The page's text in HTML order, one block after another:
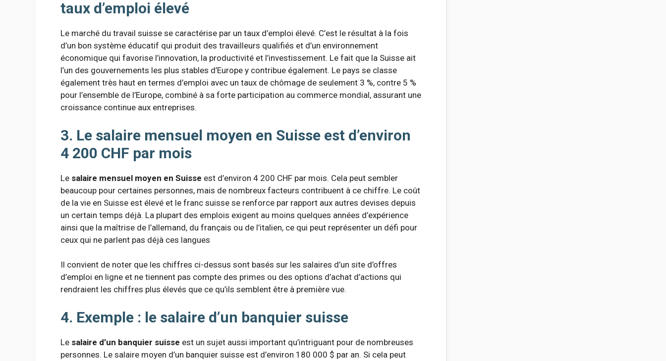
taux d’emploi élevé
Le marché du travail suisse se caractérise par un taux d’emploi élevé. C’est le résultat à la fois
d’un bon système éducatif qui produit des travailleurs qualifiés et d’un environnement
économique qui favorise l’innovation, la productivité et l’investissement. Le fait que la Suisse ait
l’un des gouvernements les plus stables d’Europe y contribue également. Le pays se classe
également très haut en termes d’emploi avec un taux de chômage de seulement 3 %, contre 5 %
pour l’ensemble de l’Europe, combiné à sa forte participation au commerce mondial, assurant une
croissance continue aux entreprises.
3. Le salaire mensuel moyen en Suisse est d’environ
4 200 CHF par mois
Le salaire mensuel moyen en Suisse est d’environ 4 200 CHF par mois. Cela peut sembler
beaucoup pour certaines personnes, mais de nombreux facteurs contribuent à ce chiffre. Le coût
de la vie en Suisse est élevé et le franc suisse se renforce par rapport aux autres devises depuis
un certain temps déjà. La plupart des emplois exigent au moins quelques années d’expérience
ainsi que la maîtrise de l’allemand, du français ou de l’italien, ce qui peut représenter un défi pour
ceux qui ne parlent pas déjà ces langues
Il convient de noter que les chiffres ci-dessus sont basés sur les salaires d’un site d’offres
d’emploi en ligne et ne tiennent pas compte des primes ou des options d’achat d’actions qui
rendraient les chiffres plus élevés que ce qu’ils semblent être à première vue.
4. Exemple : le salaire d’un banquier suisse
Le salaire d’un banquier suisse est un sujet aussi important qu’intriguant pour de nombreuses
personnes. Le salaire moyen d’un banquier suisse est d’environ 180 000 $ par an. Si cela peut